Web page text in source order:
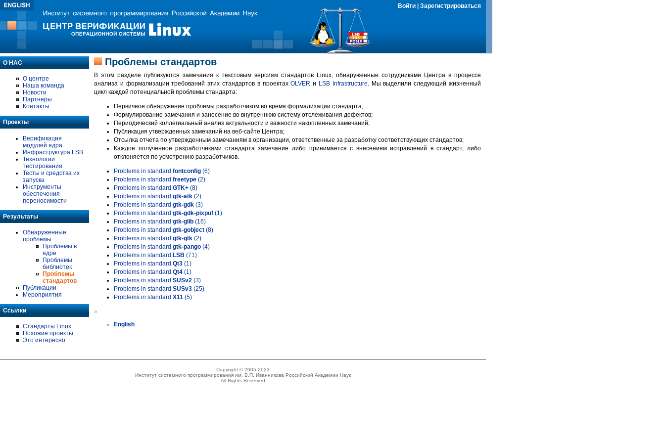
Войти Зарегистрироваться
О НАС
О центре
Наша команда
Новости
Партнеры
Контакты
Проекты
Верификация
модулей ядра
Инфраструктура LSB
Технологии
тестирования
Тесты и средства их
запуска
Инструменты
обеспечения
переносимости
Результаты
Обнаруженные
проблемы
Проблемы в
ядре
Проблемы
библиотек
Проблемы
стандартов
Публикации
Мероприятия
Ссылки
Стандарты Linux
Похожие проекты
Это интересно
Проблемы стандартов
В этом разделе публикуются замечания к текстовым версиям стандартов Linux, обнаруженные сотрудниками Центра в процессе
анализа и формализации требований этих стандартов в проектахOLVER и LSB Infrastructure. Мы выделили следующий жизненный
цикл каждой потенциальной проблемы стандарта:
Первичное обнаружение проблемы разработчиком во время формализации стандарта;
Формулирование замечания и занесение во внутреннюю систему отслеживания дефектов;
Периодический коллегиальный анализ актуальности и важности накопленных замечаний;
Публикация утвержденных замечаний на веб-сайте Центра;
Отсылка отчета по утвержденным замечаниям в организации, ответственные за разработку соответствующих стандартов;
Каждое полученное разработчиками стандарта замечание либо принимается с внесением исправлений в стандарт, либо
отклоняется по усмотрению разработчиков.
Problems in standard fontconfig (6)
Problems in standard freetype (2)
Problems in standard GTK+ (8)
Problems in standard gtk-atk (2)
Problems in standard gtk-gdk (3)
Problems in standard gtk-gdk-pixpuf (1)
Problems in standard gtk-glib (16)
Problems in standard gtk-gobject (8)
Problems in standard gtk-gtk (2)
Problems in standard gtk-pango (4)
Problems in standard LSB (71)
Problems in standard Qt3 (1)
Problems in standard Qt4 (1)
Problems in standard SUSv2 (3)
Problems in standard SUSv3 (25)
Problems in standard X11 (5)
»
English
Copyright © 2005-2023
Институт системного программирования им. В.П. Иванникова Российской Академии Наук
All Rights Reserved